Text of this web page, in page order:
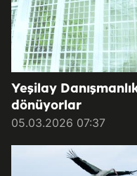
Yeşilay
dönüyorlar
05.03.2026 07:37